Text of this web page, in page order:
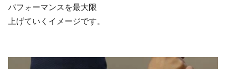
パフォーマンスを最大限
上げていくイメージです。